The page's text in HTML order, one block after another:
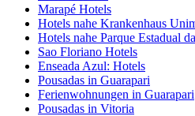
Marapé Hotels
Hotels nahe Krankenhaus
Hotels nahe Parque Estadual
Sao Floriano Hotels
Enseada Azul: Hotels
Pousadas in Guarapari
Ferienwohnungen in Guarapari
Pousadas in Vitoria